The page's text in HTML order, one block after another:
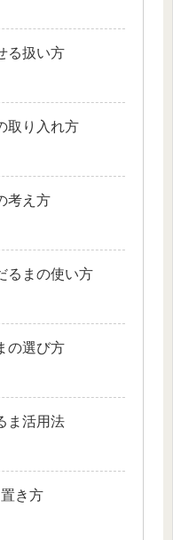
る扱い方
取り入れ方
考え方
るまの使い方
の選び方
ま活用法
き方